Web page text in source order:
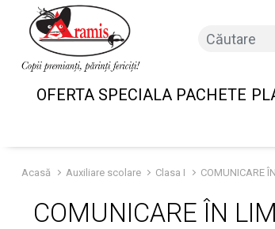
OFERTA SPECIALA PACHETE
Acasă Auxiliare scolare Clasa I COMUNICARE
COMUNICARE ÎN